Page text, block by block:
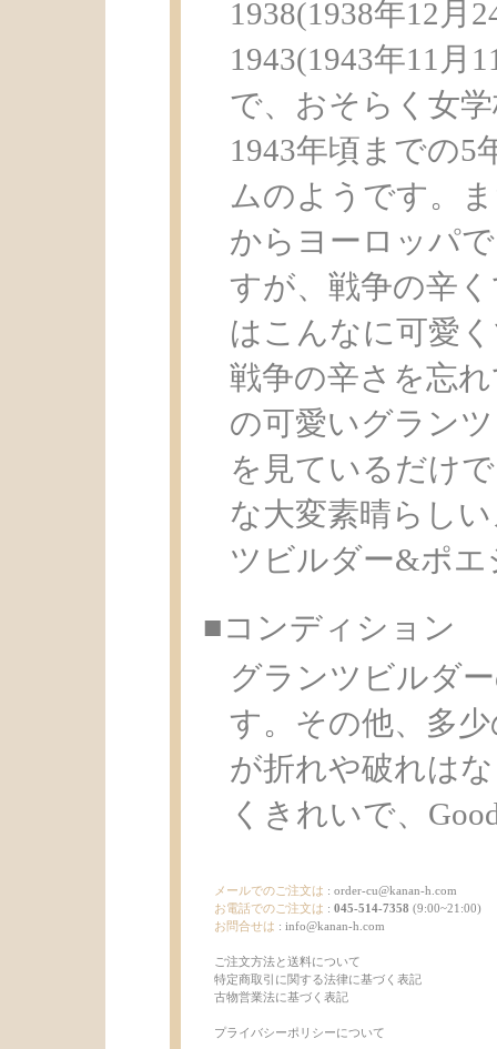
1938(1938年12月
1943(1943年11月
で、おそらく女
1943年頃までの5
ムのようです。
からヨーロッパ
すが、戦争の辛
はこんなに可愛
戦争の辛さを忘
の可愛いグラン
を見ているだけ
な大変素晴らし
ツビルダー&ポ
■コンディション
グランツビルダ
す。その他、多
が折れや破れは
くきれいで、
メールでのご注文は : order-cu@kanan-h.com
お電話でのご注文は : 045-514-7358 (9:00~21:00)
お問合せは : info@kanan-h.com
ご注文方法と送料について
特定商取引に関する法律に基づく表記
古物営業法に基づく表記
プライバシーポリシーについて